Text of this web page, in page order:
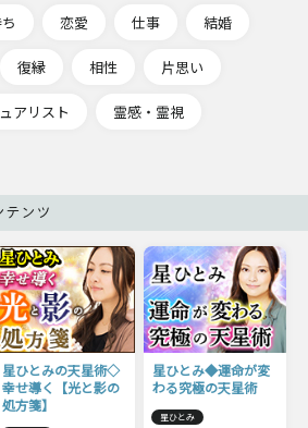
恋愛 仕事 結婚
復縁 相性 片思い
アリスト 霊感・霊視
テンツ
星ひとみの天星術◇
幸せ導く【光と影の
処方箋】
星ひとみ◆運命が変
わる究極の天星術
星ひとみ